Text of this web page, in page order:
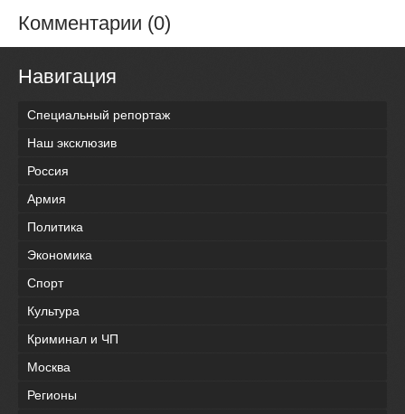
Комментарии (0)
Навигация
Специальный репортаж
Наш эксклюзив
Россия
Армия
Политика
Экономика
Спорт
Культура
Криминал и ЧП
Москва
Регионы